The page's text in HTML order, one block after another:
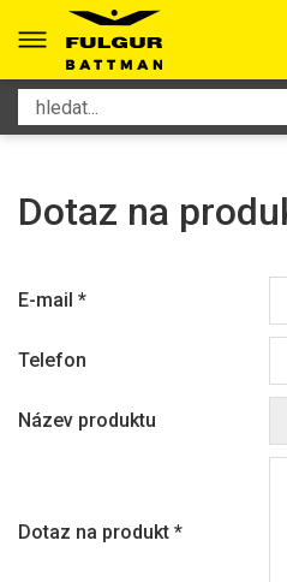
Dotaz na
E-mail *
Telefon
Název produktu
Dotaz na produkt *